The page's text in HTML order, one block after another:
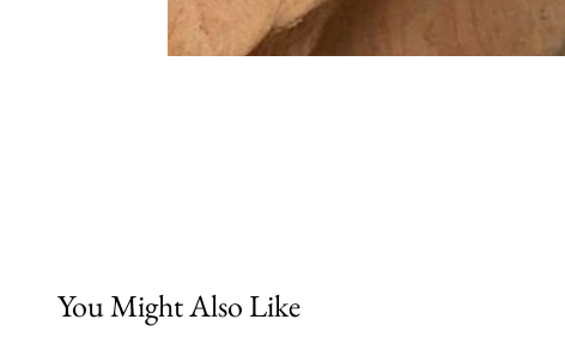
You Might Also Like